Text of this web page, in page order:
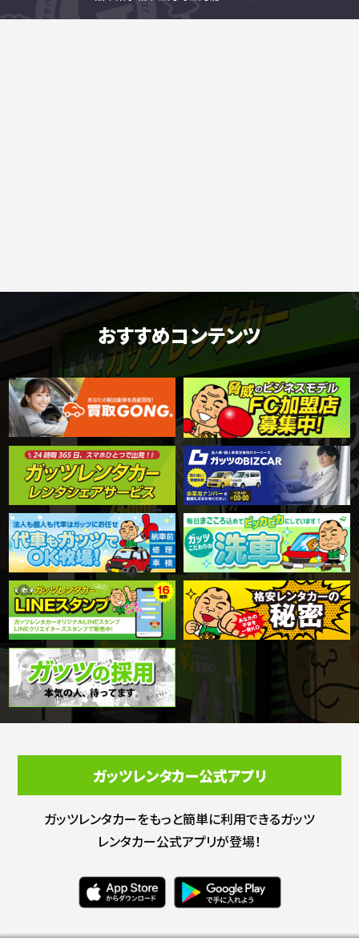
おすすめコンテンツ
ガッツレンタカー公式アプリ
ガッツレンタカーをもっと簡単に利用できるガッツ
レンタカー公式アプリが登場！